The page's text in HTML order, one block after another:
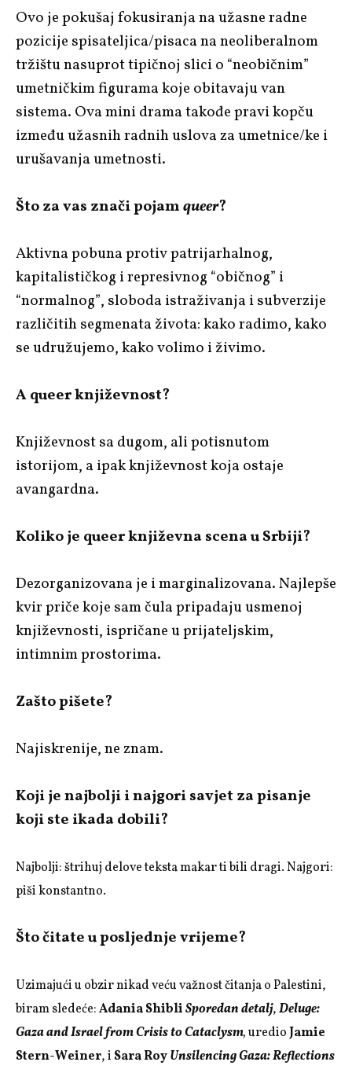
Ovo je pokušaj fokusiranja na užasne radne
pozicije spisateljica/pisaca na neoliberalnom
tržištu nasuprot tipičnoj slici o “neobičnim”
umetničkim figurama koje obitavaju van
sistema. Ova mini drama takođe pravi kopču
između užasnih radnih uslova za umetnice/ke i
urušavanja umetnosti.
Što za vas znači pojamqueer?
Aktivna pobuna protiv patrijarhalnog,
kapitalističkog i represivnog “običnog” i
“normalnog”, sloboda istraživanja i subverzije
različitih segmenata života: kako radimo, kako
se udružujemo, kako volimo i živimo.
A queer književnost?
Književnost sa dugom, ali potisnutom
istorijom, a ipak književnost koja ostaje
avangardna.
Koliko je queer književna scena u Srbiji?
Dezorganizovana je i marginalizovana. Najlepše
kvir priče koje sam čula pripadaju usmenoj
književnosti, ispričane u prijateljskim,
intimnim prostorima.
Zašto pišete?
Najiskrenije, ne znam.
Koji je najbolji i najgori savjet za pisanje
koji ste ikada dobili?
Najbolji: štrihuj delove teksta makar ti bili dragi. Najgori:
piši konstantno.
Što čitate u posljednje vrijeme?
Uzimajući u obzir nikad veću važnost čitanja o Palestini,
biram sledeće:Adania ShibliSporedan detalj,Deluge:
Gaza and Israel from Crisis to Cataclysm,uredioJamie
Stern-Weiner, iSara RoyUnsilencing Gaza: Reflections